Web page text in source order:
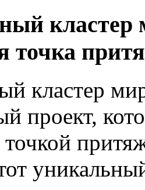
кластер
точка
кластер
проект,